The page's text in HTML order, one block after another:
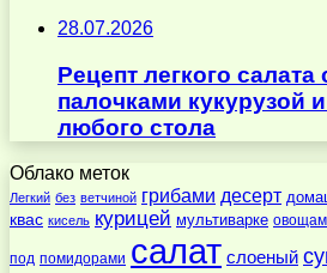
28.07.2026
Рецепт легкого
палочками кукурузой
любого стола
Облако меток
Легкий без ветчиной грибами десерт
квас кисель курицей мультиварке
под помидорами салат слоеный